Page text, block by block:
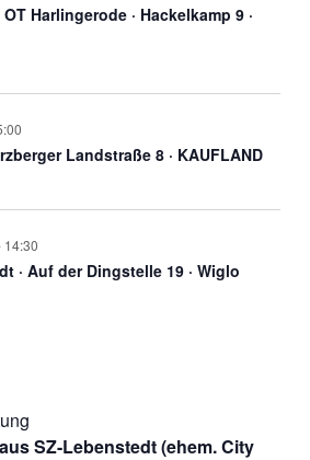
Harlingerode · Hackelkamp 9 ·
Landstraße 8 · KAUFLAND
14:30
· Auf der Dingstelle 19 · Wiglo
SZ-Lebenstedt (ehem. City